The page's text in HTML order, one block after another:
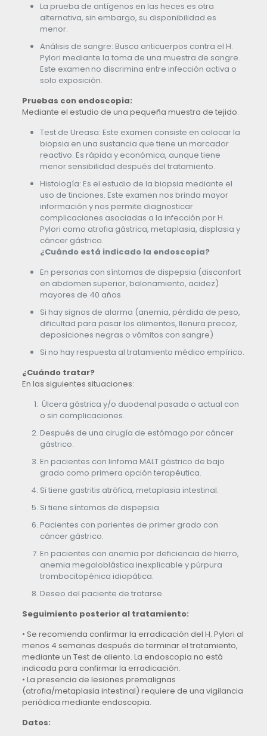
La prueba de antígenos en las heces es otra
alternativa, sin embargo, su disponibilidad es
menor.
Análisis de sangre: Busca anticuerpos contra el H.
Pylori mediante la toma de una muestra de sangre.
Este examen no discrimina entre infección activa o
solo exposición.
Pruebas con endoscopia:
Mediante el estudio de una pequeña muestra de tejido.
Test de Ureasa: Este examen consiste en colocar la
biopsia en una sustancia que tiene un marcador
reactivo. Es rápida y económica, aunque tiene
menor sensibilidad después del tratamiento.
Histología: Es el estudio de la biopsia mediante el
uso de tinciones. Este examen nos brinda mayor
información y nos permite diagnosticar
complicaciones asociadas a la infección por H.
Pylori como atrofia gástrica, metaplasia, displasia y
cáncer gástrico.
¿Cuándo está indicado la endoscopia?
En personas con síntomas de dispepsia (disconfort
en abdomen superior, balonamiento, acidez)
mayores de 40 años
Si hay signos de alarma (anemia, pérdida de peso,
dificultad para pasar los alimentos, llenura precoz,
deposiciones negras o vómitos con sangre)
Si no hay respuesta al tratamiento médico empírico.
¿Cuándo tratar?
En las siguientes situaciones:
Úlcera gástrica y/o duodenal pasada o actual con
o sin complicaciones.
Después de una cirugía de estómago por cáncer
gástrico.
En pacientes con linfoma MALT gástrico de bajo
grado como primera opción terapéutica.
Si tiene gastritis atrófica, metaplasia intestinal.
Si tiene síntomas de dispepsia.
Pacientes con parientes de primer grado con
cáncer gástrico.
En pacientes con anemia por deficiencia de hierro,
anemia megaloblástica inexplicable y púrpura
trombocitopénica idiopática.
Deseo del paciente de tratarse.
Seguimiento posterior al tratamiento:
• Se recomienda confirmar la erradicación del H. Pylori al
menos 4 semanas después de terminar el tratamiento,
mediante un Test de aliento. La endoscopia no está
indicada para confirmar la erradicación.
• La presencia de lesiones premalignas
(atrofia/metaplasia intestinal) requiere de una vigilancia
periódica mediante endoscopia.
Datos: